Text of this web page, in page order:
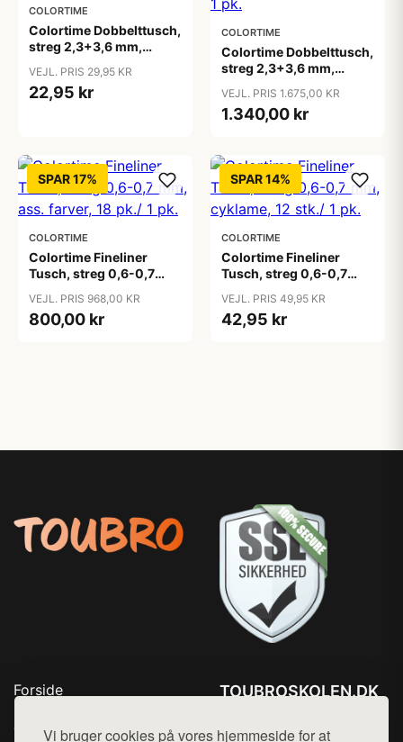
Vi bruger cookies på vores hjemmeside for at
COLORTIME
Colortime Dobbelttusch,
streg 2,3+3,6 mm,
pk.
VEJL. PRIS 29,95 KR
22,95 kr
COLORTIME
Colortime Dobbelttusch,
streg 2,3+3,6 mm,
suppleringsfarver, 24
pk./ 1 pk.
VEJL. PRIS 1.675,00 KR
1.340,00 kr
SPAR 17%
COLORTIME
Colortime Fineliner
Tusch, streg 0,6-0,7
pk.
VEJL. PRIS 968,00 KR
800,00 kr
SPAR 14%
COLORTIME
Colortime Fineliner
Tusch, streg 0,6-0,7
pk.
VEJL. PRIS 49,95 KR
42,95 kr
Forside
Top Rabatter
TOUBROSKOLEN.DK